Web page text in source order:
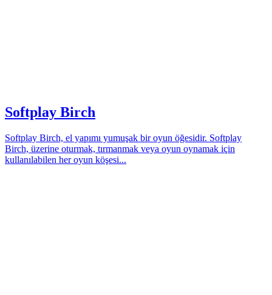
Softplay Birch
Softplay Birch, el yapımı yumuşak bir oyun öğesidir. Softplay
Birch, üzerine oturmak, tırmanmak veya oyun oynamak için
kullanılabilen her oyun köşesi...